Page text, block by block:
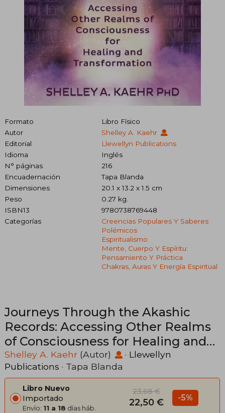
Formato
Libro Físico
Autor
Shelley A. Kaehr
Editorial
Llewellyn Publications
Idioma
Inglés
N° páginas
216
Encuadernación
Tapa Blanda
Dimensiones
20.1 x 13.2 x 1.5 cm
Peso
0.27 kg.
ISBN13
9780738769448
Categorías
Creencias Populares Y Saberes
Polémicos
Espiritualismo
Mente, Cuerpo Y Espíritu:
Pensamiento Y Práctica
Chakras, Auras Y Energía Espiritual
Journeys Through the Akashic
Records: Accessing Other Realms
of Consciousness for Healing and
Transformation (en Inglés)
Shelley A. Kaehr (Autor) · Llewellyn
Publications · Tapa Blanda
Libro Nuevo
Importado
Envío: 11 a 18 días háb.
23,68 €
22,50 € -5%